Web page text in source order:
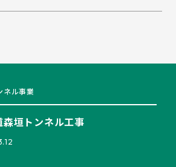
ネル事業
垣トンネル工事